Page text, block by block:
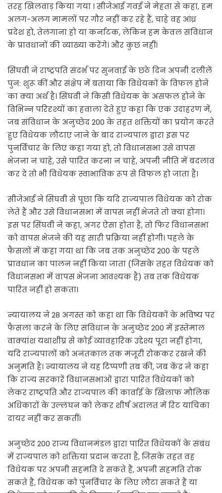
तरह खिलवाड़ किया गया । सीजेआई गवई ने मेहता से कहा, हम
अलग-अलग मामलों पर गौर नहीं कर रहे हैं, चाहे वह आंध्र
प्रदेश हो, तेलंगाना हो या कर्नाटक, लेकिन हम केवल संविधान
के प्रावधानों की व्याख्या करेंगे। और कुछ नहीं।
सिंघवी ने राष्ट्रपति संदर्भ पर सुनवाई के छठे दिन अपनी दलीलें
पुन: शुरू कीं और संक्षेप में बताया कि विधेयकों के विफल होने
का क्या अर्थ है। सिंघवी ने किसी विधेयक के असफल होने के
विभिन्न परिदृश्यों का हवाला देते हुए कहा कि एक उदाहरण में,
जब संविधान के अनुच्छेद 200 के तहत शक्तियों का प्रयोग करते
हुए विधेयक लौटाए जाने के बाद राज्यपाल द्वारा इस पर
पुनर्विचार के लिए कहा गया हो, तो विधानसभा उसे वापस
भेजना न चाहे, उसे पारित करना न चाहे, अपनी नीति में बदलाव
कर दे तो भी विधेयक स्वाभाविक रूप से विफल हो जाता है।
सीजेआई ने सिंघवी से पूछा कि यदि राज्यपाल विधेयक को रोक
लेते हैं और उसे विधानसभा में वापस नहीं भेजते तो क्या होगा।
इस पर सिंघवी ने कहा, अगर ऐसा होता है, तो फिर विधानसभा
को वापस भेजने की यह सारी प्रक्रिया नहीं होगी। पहले के
फैसलों में कहा गया था कि जब तक अनुच्छेद 200 के पहले
प्रावधान का पालन नहीं किया जाता (जिसके तहत विधेयक को
विधानसभा में वापस भेजना आवश्यक है) तब तक विधेयक
पारित नहीं हो सकता।
न्यायालय ने 28 अगस्त को कहा था कि विधेयकों के भविष्य पर
फैसला करने के लिए संविधान के अनुच्छेद 200 में इस्तेमाल
वाक्यांश यथाशीघ्र से कोई व्यावहारिक उद्देश्य पूरा नहीं होगा,
यदि राज्यपालों को अनंतकाल तक मंजूरी रोककर रखने की
अनुमति है। न्यायालय ने यह टिप्पणी तब की, जब केंद्र ने कहा
कि राज्य सरकारें विधानसभाओं द्वारा पारित विधेयकों को
लेकर राष्ट्रपति और राज्यपाल की कार्वाई के खिलाफ मौलिक
अधिकारों के उल्लंघन को लेकर शीर्ष अदालत में रिट याचिका
दायर नहीं कर सकतीं।
अनुच्छेद 200 राज्य विधानमंडल द्वारा पारित विधेयकों के संबंध
में राज्यपाल को शक्तियां प्रदान करता है, जिसके तहत वह
विधेयक पर अपनी सहमति दे सकते हैं, अपनी सहमति रोक
सकते हैं, विधेयक को पुनर्विचार के लिए लौटा सकते हैं या